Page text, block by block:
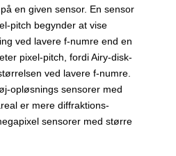
en given sensor. En sensor
pitch begynder at vise
ved lavere f-numre end en
pixel-pitch, fordi Airy-disk-
ved lavere f-numre.
opløsnings sensorer med
er mere diffraktions-
sensorer med større